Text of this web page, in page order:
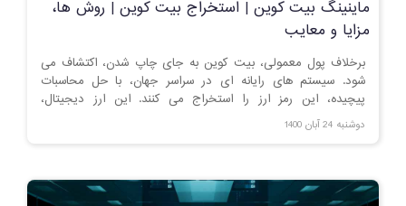
ماینینگ بیت کوین | استخراج بیت کوین | روش ها،
مزایا و معایب
برخلاف پول معمولی، بیت کوین به جای چاپ شدن، اکتشاف می
شود. سیستم های رایانه ای در سراسر جهان، با حل محاسبات
پیچیده، این رمز ارز را استخراج می کنند. این ارز دیجیتال،
محصولی ارزشمند از بلاک چین است.
دوشنبه 24 آبان 1400